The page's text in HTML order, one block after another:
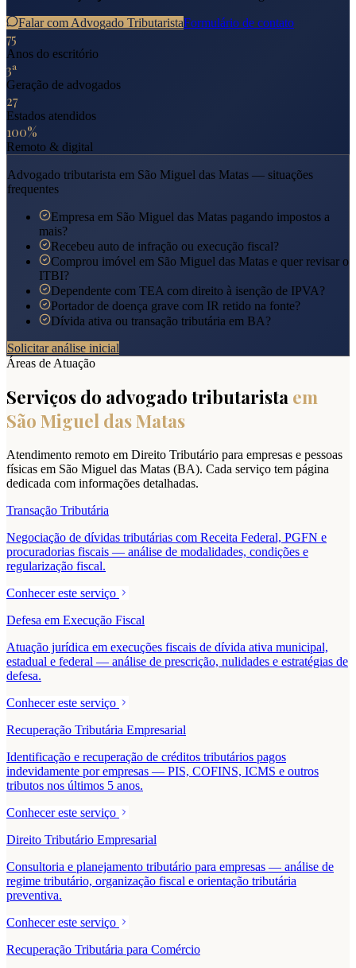
Falar com Advogado TributaristaFormulário de contato
75
Anos do escritório
3ª
Geração de advogados
27
Estados atendidos
100%
Remoto & digital
Advogado tributarista em São Miguel das Matas — situações
frequentes
Empresa em São Miguel das Matas pagando impostos a
mais?
Recebeu auto de infração ou execução fiscal?
Comprou imóvel em São Miguel das Matas e quer revisar o
ITBI?
Dependente com TEA com direito à isenção de IPVA?
Portador de doença grave com IR retido na fonte?
Dívida ativa ou transação tributária em BA?
Solicitar análise inicial
Áreas de Atuação
Serviços do advogado tributarista em
São Miguel das Matas
Atendimento remoto em Direito Tributário para empresas e pessoas
físicas em São Miguel das Matas (BA). Cada serviço tem página
dedicada com informações detalhadas.
Transação Tributária
Negociação de dívidas tributárias com Receita Federal, PGFN e
procuradorias fiscais — análise de modalidades, condições e
regularização fiscal.
Conhecer este serviço
Defesa em Execução Fiscal
Atuação jurídica em execuções fiscais de dívida ativa municipal,
estadual e federal — análise de prescrição, nulidades e estratégias de
defesa.
Conhecer este serviço
Recuperação Tributária Empresarial
Identificação e recuperação de créditos tributários pagos
indevidamente por empresas — PIS, COFINS, ICMS e outros
tributos nos últimos 5 anos.
Conhecer este serviço
Direito Tributário Empresarial
Consultoria e planejamento tributário para empresas — análise de
regime tributário, organização fiscal e orientação tributária
preventiva.
Conhecer este serviço
Recuperação Tributária para Comércio